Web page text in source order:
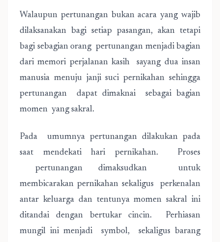
Walaupun pertunangan bukan acara yang wajib
dilaksanakan bagi setiap pasangan, akan tetapi
bagi sebagian orang pertunangan menjadi bagian
dari memori perjalanan kasih sayang dua insan
manusia menuju janji suci pernikahan sehingga
pertunangan dapat dimaknai sebagai bagian
momen yang sakral.
Pada umumnya pertunangan dilakukan pada
saat mendekati hari pernikahan. Proses
pertunangan dimaksudkan untuk
membicarakan pernikahan sekaligus perkenalan
antar keluarga dan tentunya momen sakral ini
ditandai dengan bertukar cincin. Perhiasan
mungil ini menjadi symbol, sekaligus barang